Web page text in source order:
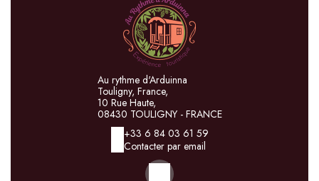
Au rythme d'Arduinna
Touligny, France,
10 Rue Haute,
08430 TOULIGNY - FRANCE
+33 6 84 03 61 59
Contacter par email